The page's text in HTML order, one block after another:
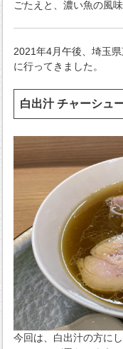
ごたえと、濃い魚の風
2021年4月午後、埼玉
に行ってきました。
白出汁 チャーシ
今回は、白出汁の方に